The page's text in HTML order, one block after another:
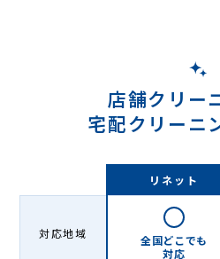
Lenet〈リ
店舗クリー
宅配クリーニ
リネット
対応地域
全国どこでも
対応